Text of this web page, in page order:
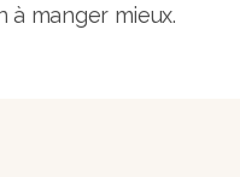
à manger mieux.